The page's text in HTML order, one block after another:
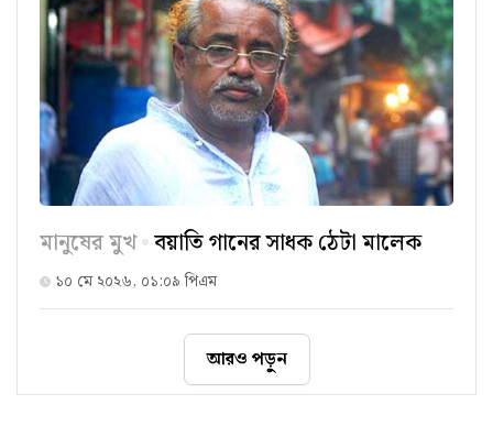
মানুষের মুখ বয়াতি গানের সাধক ঠেটা মালেক
১০ মে ২০২৬, ০১:০৯ পিএম
আরও পড়ুন